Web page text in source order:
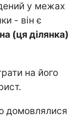
у межах
- він є
(ця ділянка)
на його
домовлялися